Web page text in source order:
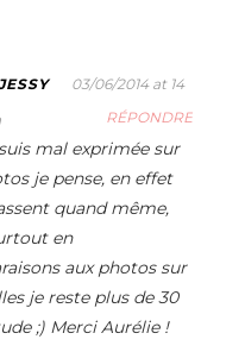
03/06/2014 at 14
RÉPONDRE
mal exprimée sur
je pense, en effet
quand même,
en
aux photos sur
je reste plus de 30
;) Merci Aurélie !